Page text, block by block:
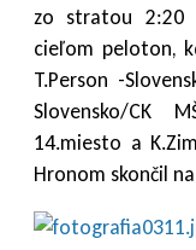
zo stratou 2:20
cieľom peloton,
T.Person -
Slovensko/CK
14.miesto a
Hronom skončil